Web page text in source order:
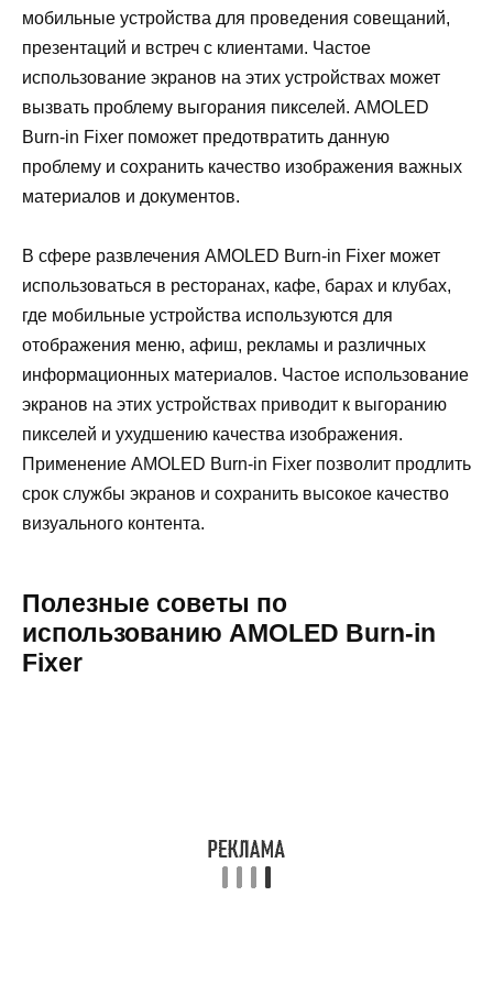
мобильные устройства для проведения совещаний,
презентаций и встреч с клиентами. Частое
использование экранов на этих устройствах может
вызвать проблему выгорания пикселей. AMOLED
Burn-in Fixer поможет предотвратить данную
проблему и сохранить качество изображения важных
материалов и документов.
В сфере развлечения AMOLED Burn-in Fixer может
использоваться в ресторанах, кафе, барах и клубах,
где мобильные устройства используются для
отображения меню, афиш, рекламы и различных
информационных материалов. Частое использование
экранов на этих устройствах приводит к выгоранию
пикселей и ухудшению качества изображения.
Применение AMOLED Burn-in Fixer позволит продлить
срок службы экранов и сохранить высокое качество
визуального контента.
Полезные советы по
использованию AMOLED Burn-in
Fixer